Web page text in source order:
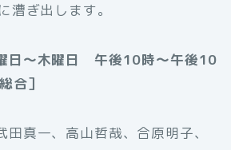
漕ぎ出します。
日～木曜日 午後10時～午後10
合］
田真一、高山哲哉、合原明子、